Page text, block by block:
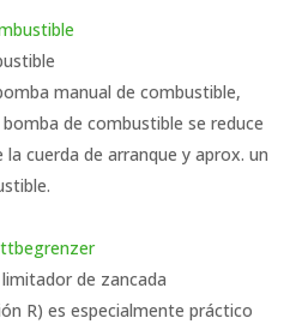
manual de combustible,
de combustible se reduce
cuerda de arranque y aprox. un
de zancada
R) es especialmente práctico